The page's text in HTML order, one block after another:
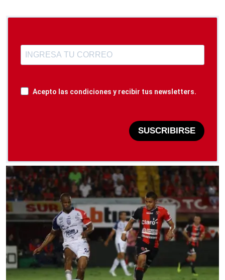
Acepto las condiciones y recibir tus newsletters.
SUSCRIBIRSE